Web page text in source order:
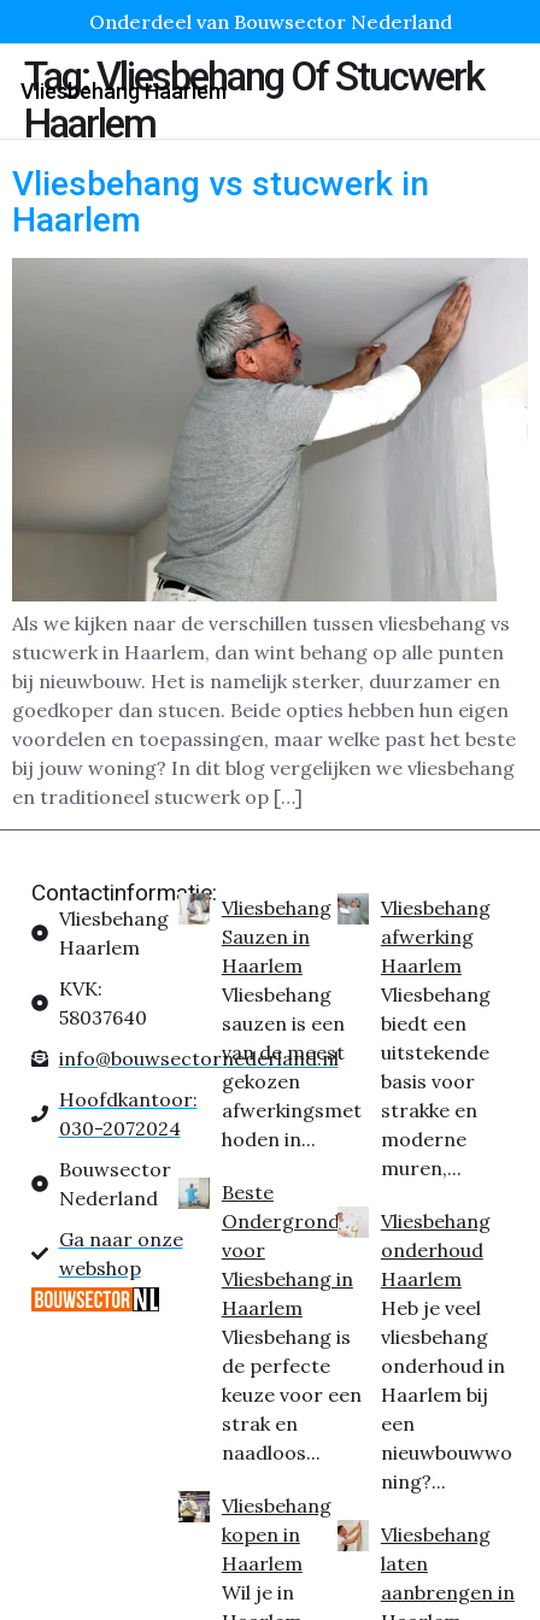
Onderdeel van Bouwsector Nederland
Vliesbehang Haarlem
Tag:Vliesbehang Of Stucwerk
Haarlem
Vliesbehang vs stucwerk in
Haarlem
Als we kijken naar de verschillen tussen vliesbehang vs
stucwerk in Haarlem, dan wint behang op alle punten
bij nieuwbouw. Het is namelijk sterker, duurzamer en
goedkoper dan stucen. Beide opties hebben hun eigen
voordelen en toepassingen, maar welke past het beste
bij jouw woning? In dit blog vergelijken we vliesbehang
en traditioneel stucwerk op […]
Contactinformatie:
Vliesbehang
Haarlem
KVK:
58037640
info@bouwsectornederland.nl
Hoofdkantoor:
030-2072024
Bouwsector
Nederland
Ga naar onze
webshop
Vliesbehang
Sauzen in
Haarlem
Vliesbehang
sauzen is een
van de meest
gekozen
afwerkingsmet
hoden in...
Beste
Ondergrond
voor
Vliesbehang in
Haarlem
Vliesbehang is
de perfecte
keuze voor een
strak en
naadloos...
Vliesbehang
kopen in
Haarlem
Wil je in
Vliesbehang
afwerking
Haarlem
Vliesbehang
biedt een
uitstekende
basis voor
strakke en
moderne
muren,...
Vliesbehang
onderhoud
Haarlem
Heb je veel
vliesbehang
onderhoud in
Haarlem bij
een
nieuwbouwwo
ning?...
Vliesbehang
laten
aanbrengen in